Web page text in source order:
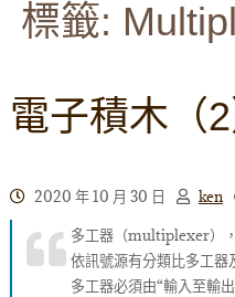
本站簡介
案例專題
WordPress 學習之雜記
頁面練習
隱私權政策
標籤:
電子積木（
2020 年 10 月 30 日 ken
多工器（multiplexer）
依訊號源有分類比多工器
多工器必須由“輸入至輸